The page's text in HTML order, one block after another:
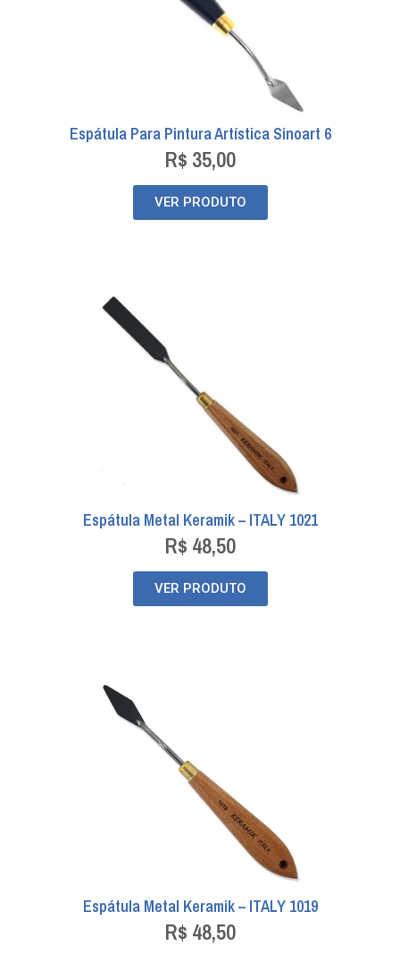
Espátula Para Pintura Artística Sinoart 6
R$ 35,00
VER PRODUTO
Espátula Metal Keramik – ITALY 1021
R$ 48,50
VER PRODUTO
Espátula Metal Keramik – ITALY 1019
R$ 48,50